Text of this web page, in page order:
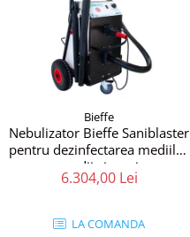
Bieffe
Nebulizator Bieffe Saniblaster
pentru dezinfectarea mediilor
medii și mari
6.304,00 Lei
LA COMANDA